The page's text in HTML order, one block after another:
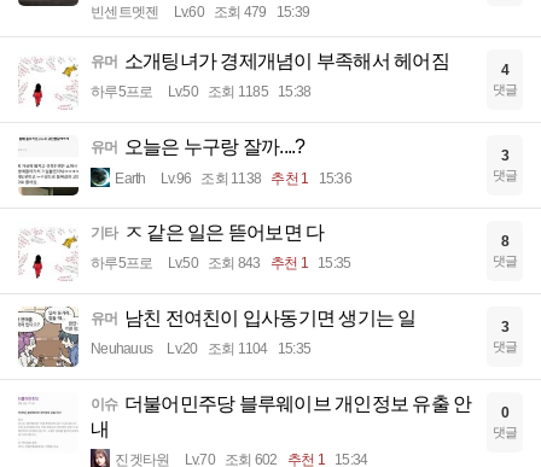
빈센트멧젠 Lv.60 조회 479 15:39
유머 소개팅녀가 경제개념이 부족해서 헤어짐
하루5프로 Lv.50 조회 1185 15:38
4
댓글
유머 오늘은 누구랑 잘까....?
Earth Lv.96 조회 1138 추천 1 15:36
3
댓글
기타 ㅈ 같은 일은 뜯어보면 다
하루5프로 Lv.50 조회 843 추천 1 15:35
8
댓글
유머 남친 전여친이 입사동기면 생기는 일
Neuhauus Lv.20 조회 1104 15:35
3
댓글
이슈 더불어민주당 블루웨이브 개인정보 유출 안
내
진겟타원 Lv.70 조회 602 추천 1 15:34
0
댓글